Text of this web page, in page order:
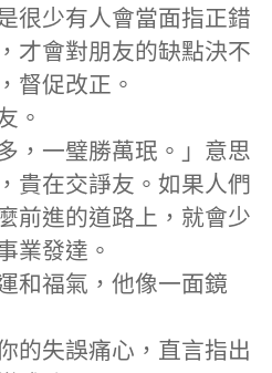
很少有人會當面指正錯
才會對朋友的缺點決不
督促改正。
。
，一璧勝萬珉。」意思
貴在交諍友。如果人們
前進的道路上，就會少
業發達。
和福氣，他像一面鏡
的失誤痛心，直言指出